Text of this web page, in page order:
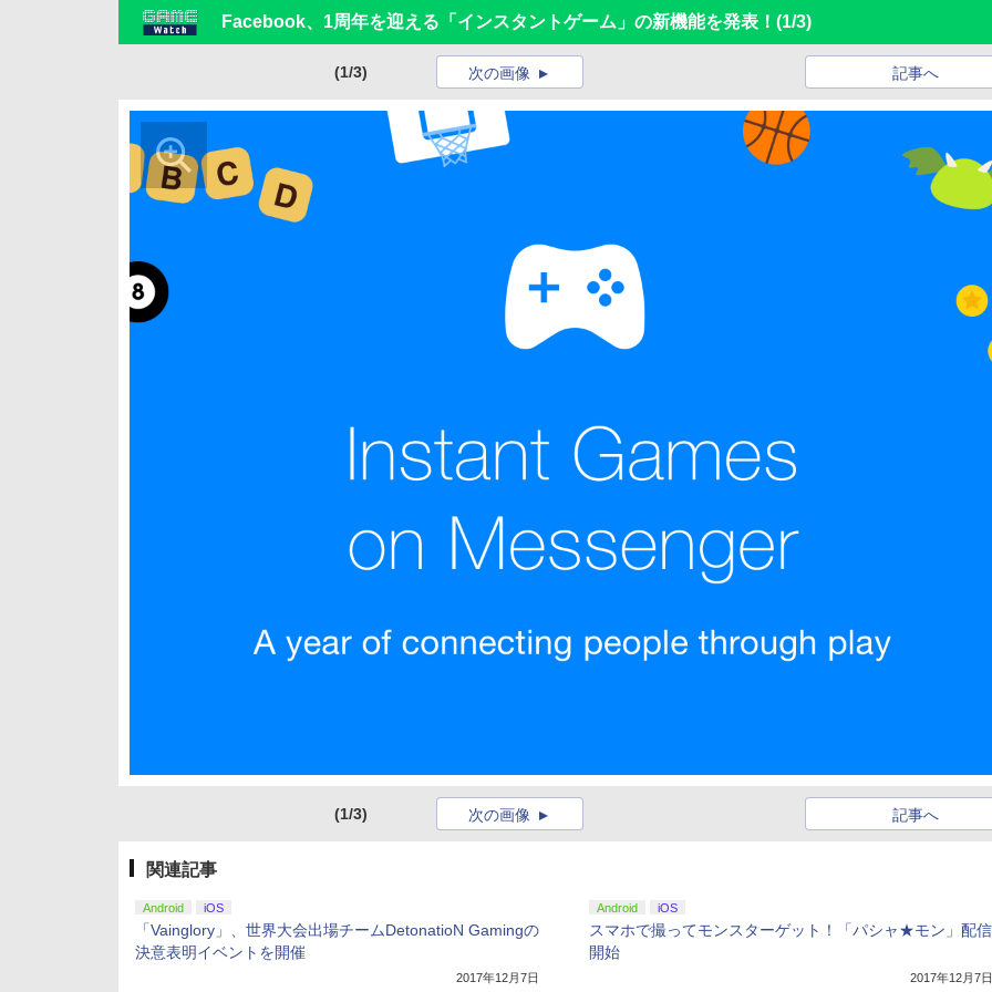
Facebook、1周年を迎える「インスタントゲーム」の新機能を発表！ (1/3)
(1/3) 次の画像 記事へ
(1/3) 次の画像 記事へ
関連記事
Android iOS
「Vainglory」、世界大会出場チームDetonatioN Gamingの
決意表明イベントを開催
2017年12月7日
Android iOS
スマホで撮ってモンスターゲット！「パシャ★モン」配信
開始
2017年12月7日